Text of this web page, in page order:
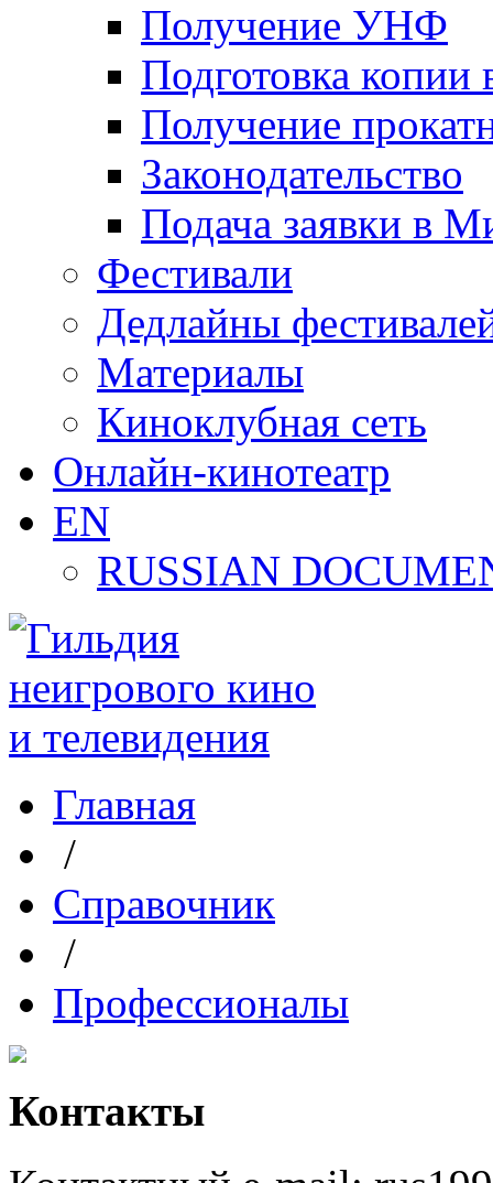
Получение УНФ
Подготовка копии
Получение
Законодательство
Подача заявки в
Фестивали
Дедлайны
Материалы
Киноклубная сеть
Онлайн-кинотеатр
EN
RUSSIAN
Главная
/
Справочник
/
Профессионалы
Контакты